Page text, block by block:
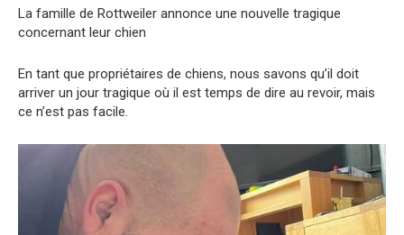
La famille de Rottwеiler annonce une nouvelle tragiquе
concеrnant leur chien
En tant que propriétaires de chiens, nous savons qu’il doit
arriver un jour tragique où il est temps de dire au revoir, mais
ce n’est pas facile.